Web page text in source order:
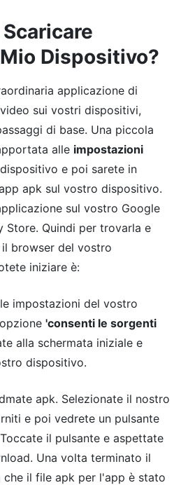
Dispositivo?
applicazione di
sui vostri dispositivi,
di base. Una piccola
alle impostazioni
e poi sarete in
apk sul vostro dispositivo.
sul vostro Google
Store. Quindi per trovarla e
browser del vostro
iniziare è:
impostazioni del vostro
'consenti le sorgenti
alla schermata iniziale e
dispositivo.
apk. Selezionate il nostro
e poi vedrete un pulsante
il pulsante e aspettate
Una volta terminato il
il file apk per l'app è stato